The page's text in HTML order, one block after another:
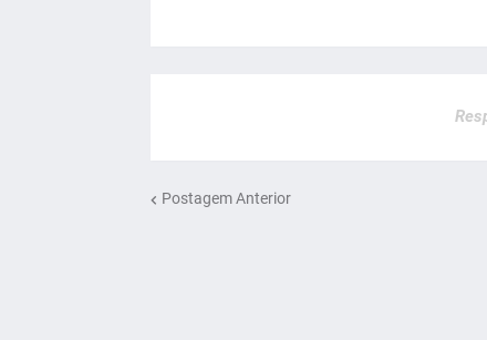
Postagem Anterior